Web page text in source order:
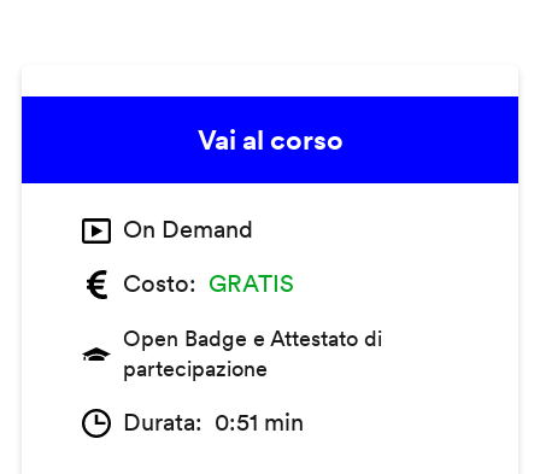
Vai al corso
On Demand
Costo
GRATIS
Open Badge e Attestato di
partecipazione
Durata 0:51 min